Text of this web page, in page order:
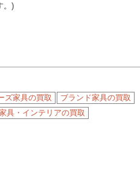
。)
ズ家具の買取
ブランド家具の買取
具・インテリアの買取